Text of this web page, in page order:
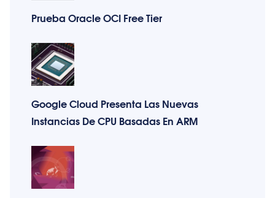
Prueba Oracle OCI Free Tier
Google Cloud Presenta Las Nuevas
Instancias De CPU Basadas En ARM